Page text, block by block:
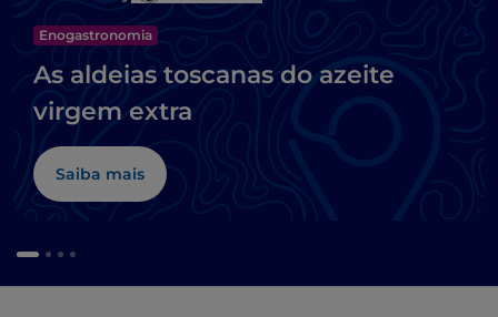
Enogastronomia
As aldeias toscanas do azeite
virgem extra
Saiba mais